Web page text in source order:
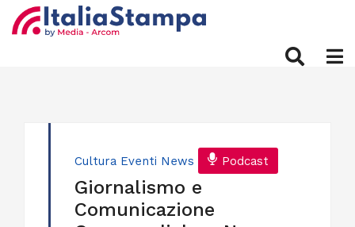
Cultura Eventi News Podcast
Giornalismo e
Comunicazione